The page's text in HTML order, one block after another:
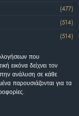
(477)
(514)
(514)
που
εικόνα δείχνει τον
ανάλυση σε κάθε
παρουσιάζονται για τα